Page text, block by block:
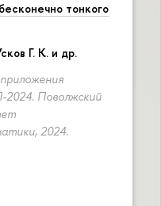
тонкого
Г. К. и др.
2024. Поволжский
2024.